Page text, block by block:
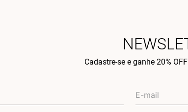
Cadastre-se e ganhe 20%